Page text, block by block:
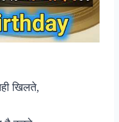
खिलते,